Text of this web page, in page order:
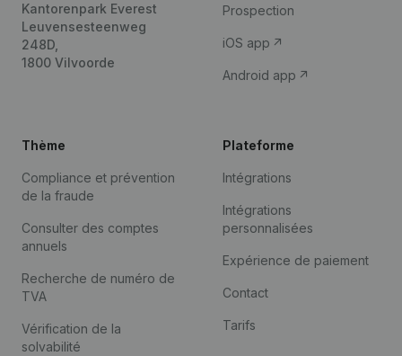
Kantorenpark Everest
Leuvensesteenweg
248D,
1800 Vilvoorde
Prospection
iOS app
Android app
Thème
Compliance et prévention
de la fraude
Consulter des comptes
annuels
Recherche de numéro de
TVA
Vérification de la
solvabilité
Plateforme
Intégrations
Intégrations
personnalisées
Expérience de paiement
Contact
Tarifs